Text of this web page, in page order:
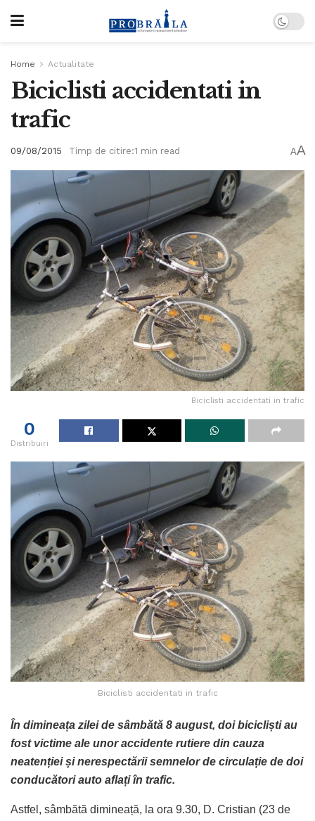
Home Actualitate
Biciclisti accidentati in
trafic
09/08/2015 Timp de citire:1 min read AA
Biciclisti accidentati in trafic
0
Distribuiri
Biciclisti accidentati in trafic
În dimineața zilei de sâmbătă 8 august, doi bicicliști au
fost victime ale unor accidente rutiere din cauza
neatenției și nerespectării semnelor de circulație de doi
conducători auto aflați în trafic.
Astfel, sâmbătă dimineață, la ora 9.30, D. Cristian (23 de